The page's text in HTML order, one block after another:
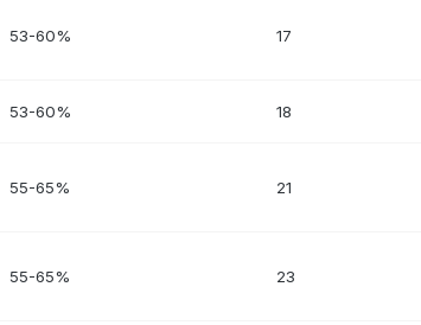
53-60% 17
53-60% 18
55-65% 21
55-65% 23